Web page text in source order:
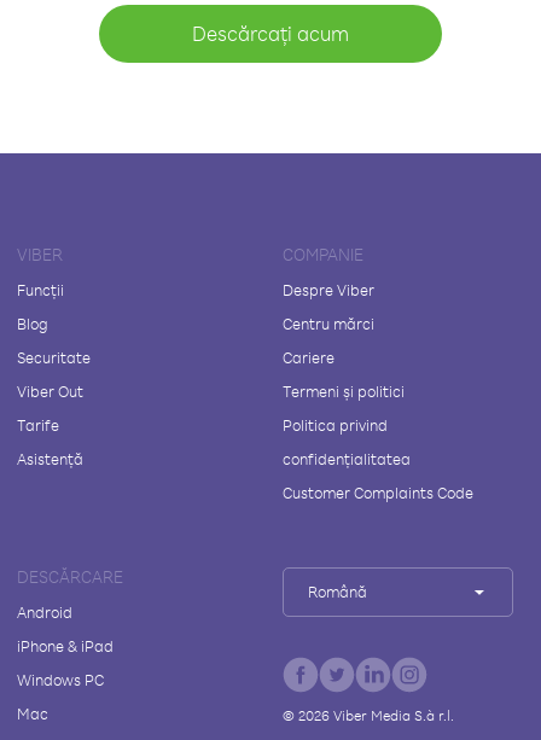
Descărcați acum
VIBER
Funcții
Blog
Securitate
Viber Out
Tarife
Asistență
COMPANIE
Despre Viber
Centru mărci
Cariere
Termeni și politici
Politica privind
confidențialitatea
Customer Complaints Code
DESCĂRCARE
Android
iPhone & iPad
Windows PC
Mac
Română
© 2026Viber Media S.à r.l.